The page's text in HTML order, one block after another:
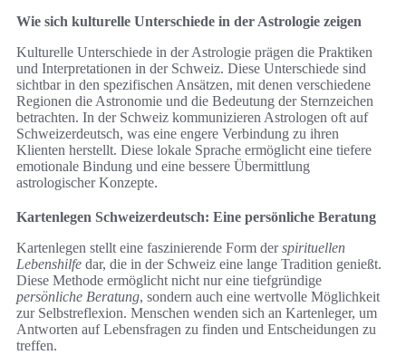
Wie sich kulturelle Unterschiede in der Astrologie zeigen
Kulturelle Unterschiede in der Astrologie prägen die Praktiken
und Interpretationen in der Schweiz. Diese Unterschiede sind
sichtbar in den spezifischen Ansätzen, mit denen verschiedene
Regionen die Astronomie und die Bedeutung der Sternzeichen
betrachten. In der Schweiz kommunizieren Astrologen oft auf
Schweizerdeutsch, was eine engere Verbindung zu ihren
Klienten herstellt. Diese lokale Sprache ermöglicht eine tiefere
emotionale Bindung und eine bessere Übermittlung
astrologischer Konzepte.
Kartenlegen Schweizerdeutsch: Eine persönliche Beratung
Kartenlegen stellt eine faszinierende Form derspirituellen
Lebenshilfe dar, die in der Schweiz eine lange Tradition genießt.
Diese Methode ermöglicht nicht nur eine tiefgründige
persönliche Beratung, sondern auch eine wertvolle Möglichkeit
zur Selbstreflexion. Menschen wenden sich an Kartenleger, um
Antworten auf Lebensfragen zu finden und Entscheidungen zu
treffen.